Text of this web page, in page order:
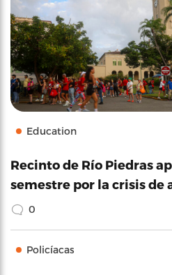
Education
Recinto de Río Piedras
semestre por la crisis de
0
Policíacas